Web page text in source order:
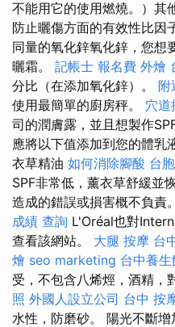
不能用它的使用燃燒。）其
防止曬傷方面的有效性比因
同量的氧化鋅氧化鋅，您想
曬霜。 記帳士 報名費 外燴
分比（在添加氧化鋅）。 附
使用最簡單的廚房秤。 穴道
司的潤膚露，並且想製作
應將以下值添加到您的體乳
衣草精油 如何消除腳酸 台
SPF非常低，薰衣草舒緩並
造成的錯誤或損害概不負責。
成績 查詢 L'Oréal也對
查看該網站。 大腿 按摩 台
燴 seo marketing 台中養
受，不包含八烯烴，酒精，
照 外國人設立公司 台中 按
水性，防磨砂。 陽光不斷